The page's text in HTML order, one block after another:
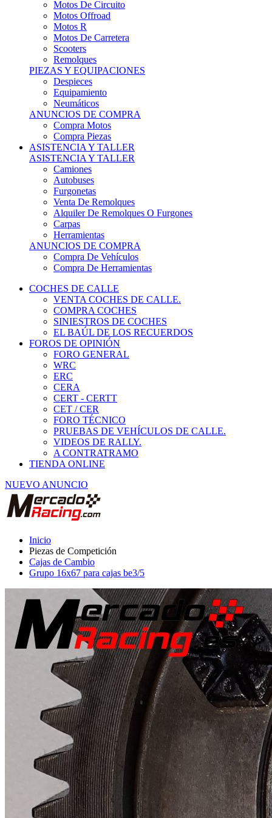
Motos R
Motos De Carretera
Scooters
Remolques
PIEZAS Y EQUIPACIONES
Despieces
Equipamiento
Neumáticos
ANUNCIOS DE COMPRA
Compra Motos
Compra Piezas
ASISTENCIA Y TALLER
ASISTENCIA Y TALLER
Camiones
Autobuses
Furgonetas
Venta De Remolques
Alquiler De Remolques O Furgones
Carpas
Herramientas
ANUNCIOS DE COMPRA
Compra De Vehículos
Compra De Herramientas
COCHES DE CALLE
VENTA COCHES DE CALLE.
COMPRA COCHES
SINIESTROS DE COCHES
EL BAÚL DE LOS RECUERDOS
FOROS DE OPINIÓN
FORO GENERAL
WRC
ERC
CERA
CERT - CERTT
CET / CER
FORO TÉCNICO
PRUEBAS DE VEHÍCULOS DE CALLE.
VIDEOS DE RALLY.
A CONTRATRAMO
TIENDA ONLINE
NUEVO ANUNCIO
Piezas de Competición
Cajas de Cambio
Grupo 16x67 para cajas be3/5